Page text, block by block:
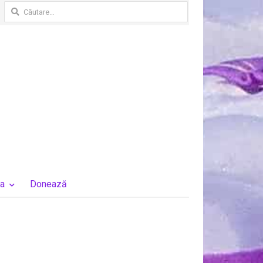
Caută
după:
Donează